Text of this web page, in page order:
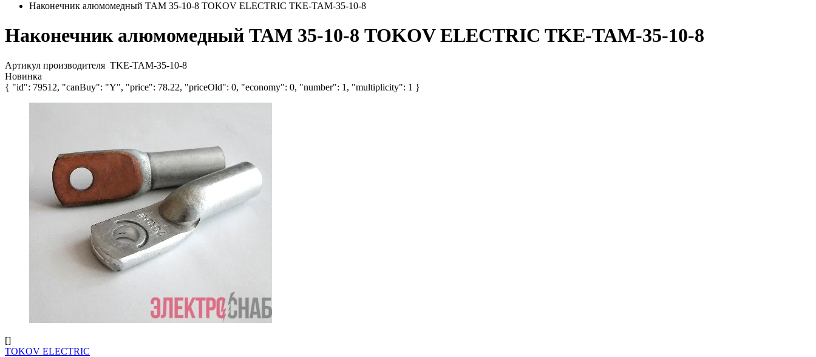
Наконечник алюмомедный ТАМ 35-10-8 TOKOV ELECTRIC TKE-TAM-35-10-8
Наконечник алюмомедный ТАМ 35-10-8 TOKOV ELECTRIC TKE-TAM-35-10-8
Артикул производителя TKE-TAM-35-10-8
Новинка
{ "id": 79512, "canBuy": "Y", "price": 78.22, "priceOld": 0, "economy": 0, "number": 1, "multiplicity": 1 }
[]
TOKOV ELECTRIC